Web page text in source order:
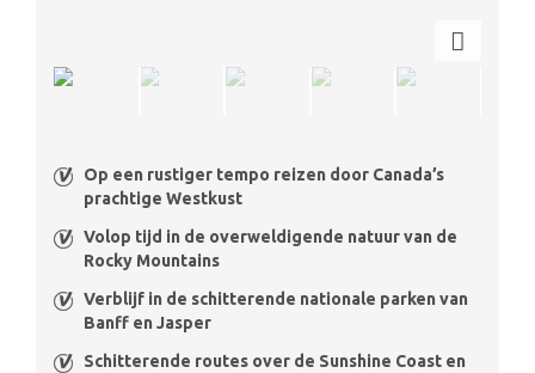
Op een rustiger tempo reizen door Canada’s
prachtige Westkust
Volop tijd in de overweldigende natuur van de
Rocky Mountains
Verblijf in de schitterende nationale parken van
Banff en Jasper
Schitterende routes over de Sunshine Coast en